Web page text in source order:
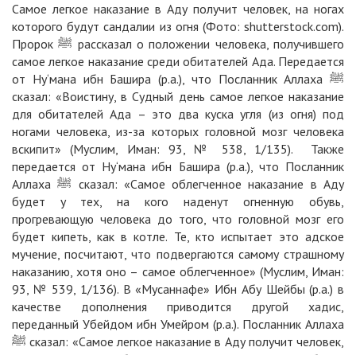
Самое легкое наказание в Аду получит человек, на ногах
которого будут сандалии из огня (Фото: shutterstock.com).
Пророк ﷺ рассказал о положении человека, получившего
самое легкое наказание среди обитателей Ада. Передается
от Ну‘мана ибн Башира (р.а.), что Посланник Аллаха ﷺ
сказал: «Воистину, в Судный день самое легкое наказание
для обитателей Ада – это два куска угля (из огня) под
ногами человека, из-за которых головной мозг человека
вскипит» (Муслим, Иман: 93, № 538, 1/135). Также
передается от Ну‘мана ибн Башира (р.а.), что Посланник
Аллаха ﷺ сказал: «Самое облегченное наказание в Аду
будет у тех, на кого наденут огненную обувь,
прогревающую человека до того, что головной мозг его
будет кипеть, как в котле. Те, кто испытает это адское
мучение, посчитают, что подвергаются самому страшному
наказанию, хотя оно – самое облегченное» (Муслим, Иман:
93, № 539, 1/136). В «Мусаннафе» Ибн Абу Шейбы (р.а.) в
качестве дополнения приводится другой хадис,
переданный Убейдом ибн Умейром (р.а.). Посланник Аллаха
ﷺ сказал: «Самое легкое наказание в Аду получит человек,